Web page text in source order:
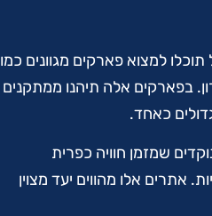
למצוא פארקים מגוונים כמו
בפארקים אלה תיהנו ממתקנים
כאחד.
שמזמן חוויה כפרית
אתרים אלו מהווים יעד מצוין